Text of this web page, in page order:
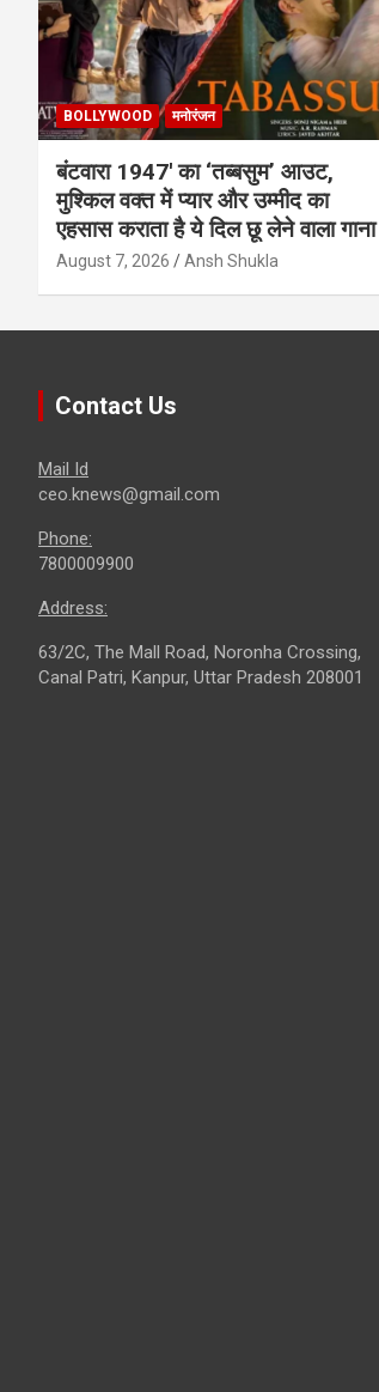
BOLLYWOOD मनोरंजन
बंटवारा 1947′ का ‘तब्बसुम’ आउट,
मुश्किल वक्त में प्यार और उम्मीद का
एहसास कराता है ये दिल छू लेने वाला गाना
August 7, 2026 Ansh Shukla
Contact Us
Mail Id
ceo.knews@gmail.com
Phone:
7800009900
Address:
63/2C, The Mall Road, Noronha Crossing,
Canal Patri, Kanpur, Uttar Pradesh 208001